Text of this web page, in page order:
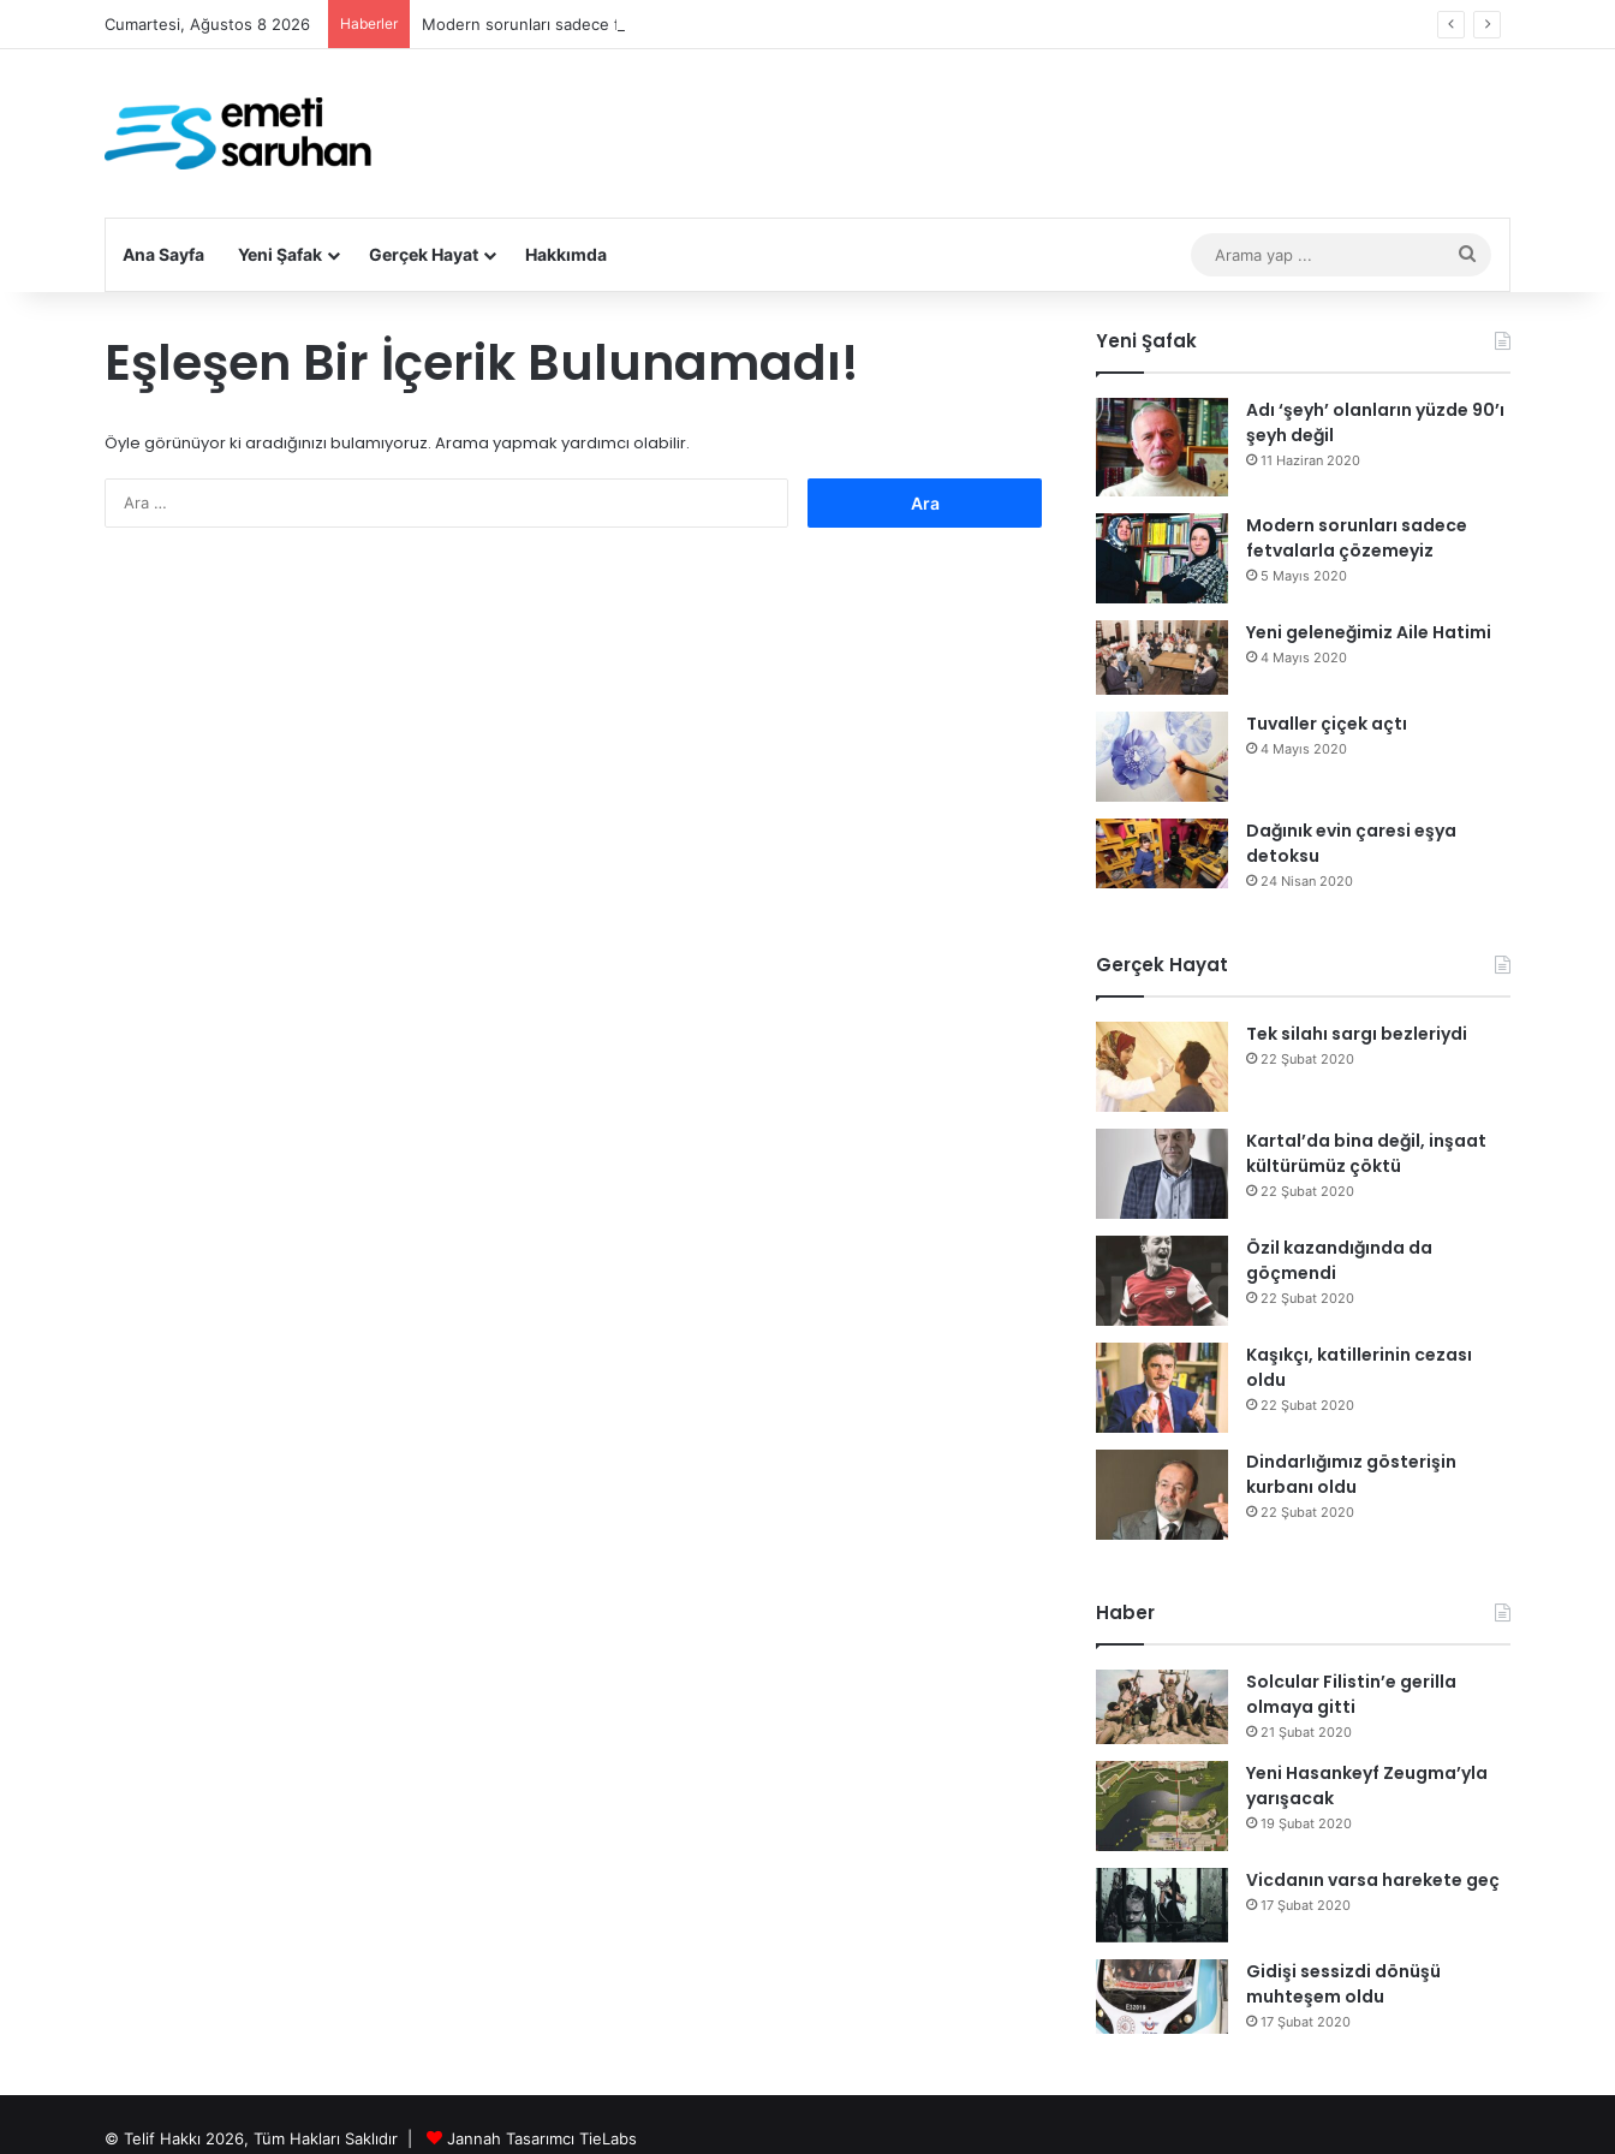
Cumartesi, Ağustos 8 2026 Haberler Modern sorunları sadece fetvalarla çözemeyiz
Ana Sayfa Yeni Şafak Gerçek Hayat Hakkımda
yap
Eşleşen Bir İçerik Bulunamadı!
Öyle görünüyor ki aradığınızı bulamıyoruz. Arama yapmak yardımcı olabilir.
Yeni Şafak
Adı ‘şeyh’ olanların yüzde 90’ı
şeyh değil
11 Haziran 2020
Modern sorunları sadece
fetvalarla çözemeyiz
5 Mayıs 2020
Yeni geleneğimiz Aile Hatimi
4 Mayıs 2020
Tuvaller çiçek açtı
4 Mayıs 2020
Dağınık evin çaresi eşya
detoksu
24 Nisan 2020
Gerçek Hayat
Tek silahı sargı bezleriydi
22 Şubat 2020
Kartal’da bina değil, inşaat
kültürümüz çöktü
22 Şubat 2020
Özil kazandığında da
göçmendi
22 Şubat 2020
Kaşıkçı, katillerinin cezası
oldu
22 Şubat 2020
Dindarlığımız gösterişin
kurbanı oldu
22 Şubat 2020
Haber
Solcular Filistin’e gerilla
olmaya gitti
21 Şubat 2020
Yeni Hasankeyf Zeugma’yla
yarışacak
19 Şubat 2020
Vicdanın varsa harekete geç
17 Şubat 2020
Gidişi sessizdi dönüşü
muhteşem oldu
17 Şubat 2020
© Telif Hakkı 2026, Tüm Hakları Saklıdır | Jannah Tasarımcı TieLabs